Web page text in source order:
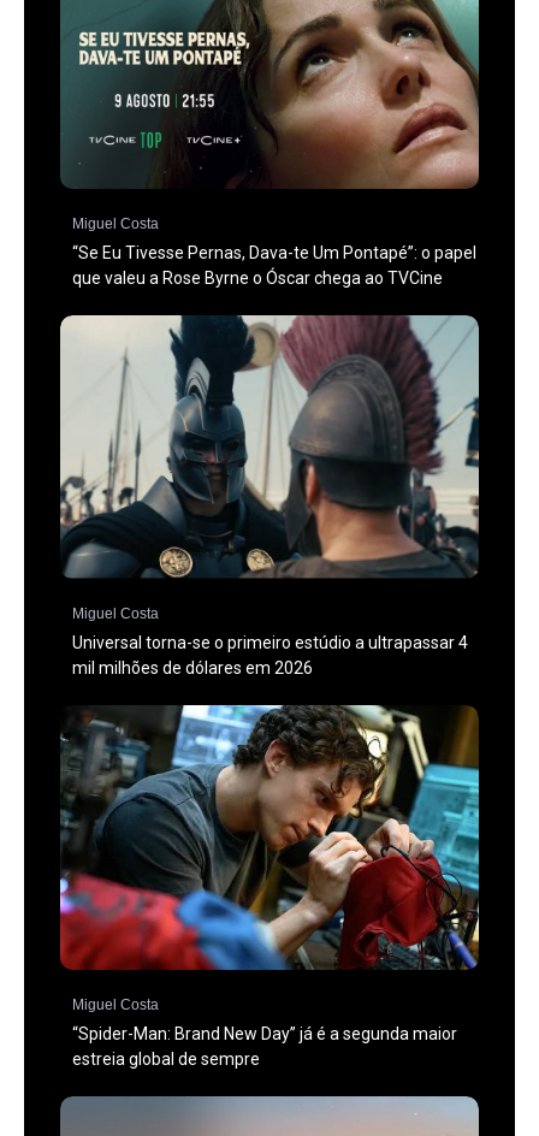
Miguel Costa
“Se Eu Tivesse Pernas, Dava-te Um Pontapé”: o papel
que valeu a Rose Byrne o Óscar chega ao TVCine
Miguel Costa
Universal torna-se o primeiro estúdio a ultrapassar 4
mil milhões de dólares em 2026
Miguel Costa
“Spider-Man: Brand New Day” já é a segunda maior
estreia global de sempre